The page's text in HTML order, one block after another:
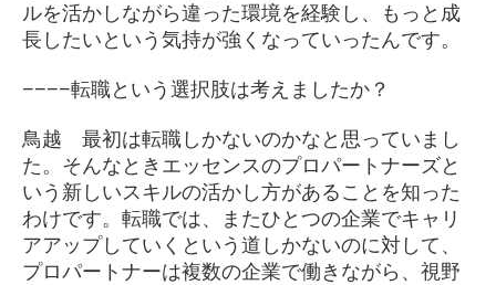
ルを活かしながら違った環境を経験し、もっと成
長したいという気持が強くなっていったんです。
−−−−転職という選択肢は考えましたか？
鳥越 最初は転職しかないのかなと思っていまし
た。そんなときエッセンスのプロパートナーズと
いう新しいスキルの活かし方があることを知った
わけです。転職では、またひとつの企業でキャリ
アアップしていくという道しかないのに対して、
プロパートナーは複数の企業で働きながら、視野